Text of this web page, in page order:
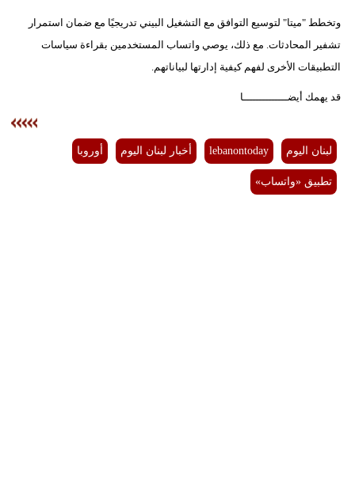
وتخطط "ميتا" لتوسيع التوافق مع التشغيل البيني تدريجيًا مع ضمان استمرار
تشفير المحادثات. مع ذلك، يوصي واتساب المستخدمين بقراءة سياسات
التطبيقات الأخرى لفهم كيفية إدارتها لبياناتهم.
قد يهمك أيضــــــــــــــا
لبنان اليوم lebanontoday أخبار لبنان اليوم أوروبا
تطبيق «واتساب»